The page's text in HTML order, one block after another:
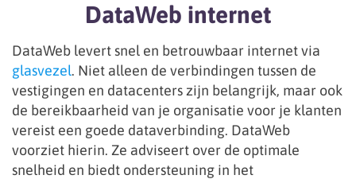
DataWeb internet
DataWeb levert snel en betrouwbaar internet via
glasvezel. Niet alleen de verbindingen tussen de
vestigingen en datacenters zijn belangrijk, maar ook
de bereikbaarheid van je organisatie voor je klanten
vereist een goede dataverbinding. DataWeb
voorziet hierin. Ze adviseert over de optimale
snelheid en biedt ondersteuning in het